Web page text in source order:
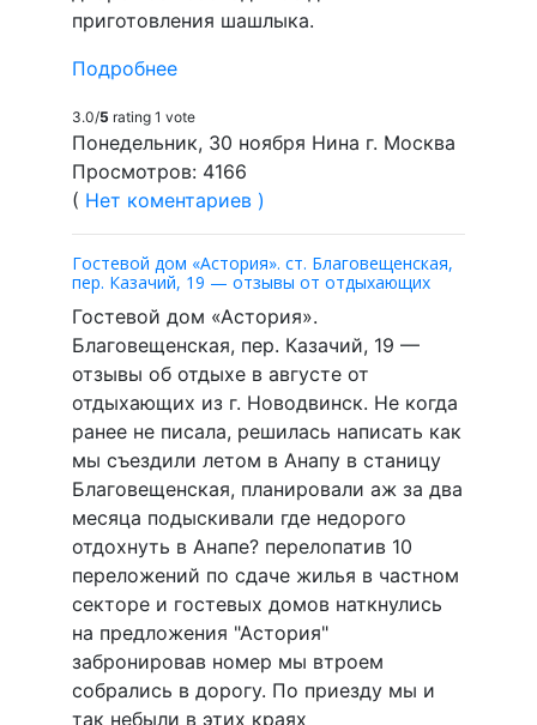
приготовления шашлыка.
Подробнее
3.0/5 rating 1 vote
Понедельник, 30 ноября Нина г. Москва
Просмотров: 4166
( Нет коментариев )
Гостевой дом «Астория». ст. Благовещенская,
пер. Казачий, 19 — отзывы от отдыхающих
Гостевой дом «Астория».
Благовещенская, пер. Казачий, 19 —
отзывы об отдыхе в августе от
отдыхающих из г. Новодвинск. Не когда
ранее не писала, решилась написать как
мы съездили летом в Анапу в станицу
Благовещенская, планировали аж за два
месяца подыскивали где недорого
отдохнуть в Анапе? перелопатив 10
переложений по сдаче жилья в частном
секторе и гостевых домов наткнулись
на предложения "Астория"
забронировав номер мы втроем
собрались в дорогу. По приезду мы и
так небыли в этих краях